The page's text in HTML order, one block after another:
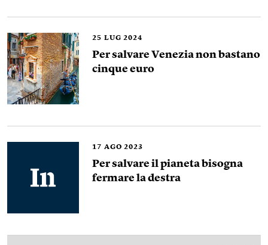
25 LUG 2024
Per salvare Venezia non bastano
cinque euro
17 AGO 2023
Per salvare il pianeta bisogna
fermare la destra